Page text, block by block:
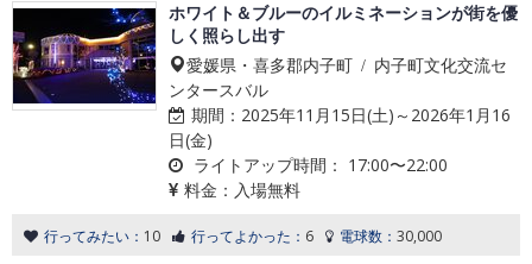
ホワイト＆ブルーのイルミネーションが街を優
しく照らし出す
愛媛県・喜多郡内子町 / 内子町文化交流セ
ンタースバル
期間： 2025年11月15日(土)～2026年1月16
日(金)
ライトアップ時間： 17:00〜22:00
料金： 入場無料
行ってみたい： 10 行ってよかった： 6 電球数： 30,000